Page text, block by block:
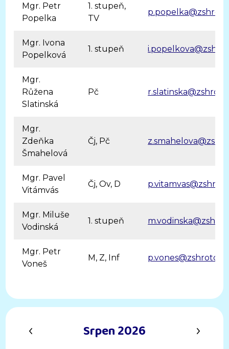
Mgr. Petr
Popelka
1. stupeň,
TV
Mgr. Ivona
Popelková
1. stupeň
Mgr.
Růžena
Slatinská
Pč
Mgr.
Zdeňka
Šmahelová
Čj, Pč
Mgr. Pavel
Vitámvás
Čj, Ov, D
Mgr. Miluše
Vodinská
1. stupeň
Mgr. Petr
Voneš
M, Z, Inf
Srpen 2026